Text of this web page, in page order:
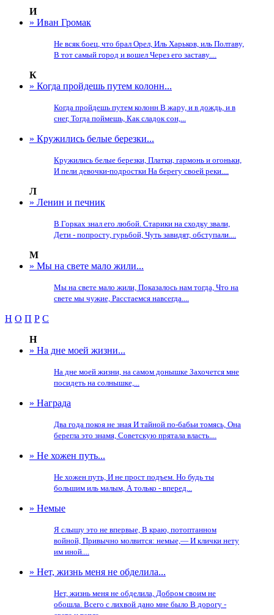
И
» Иван Громак
Не всяк боец, что брал Орел, Иль Харьков, иль Полтаву,
В тот самый город и вошел Через его заставу....
К
» Когда пройдешь путем колонн...
Когда пройдешь путем колонн В жару, и в дождь, и в
снег, Тогда поймешь, Как сладок сон,...
» Кружились белые березки...
Кружились белые березки, Платки, гармонь и огоньки,
И пели девочки-подростки На берегу своей реки....
Л
» Ленин и печник
В Горках знал его любой. Старики на сходку звали,
Дети - попросту, гурьбой, Чуть завидят, обступали....
М
» Мы на свете мало жили...
Мы на свете мало жили, Показалось нам тогда, Что на
свете мы чужие, Расстаемся навсегда....
Н О П Р С
Н
» На дне моей жизни...
На дне моей жизни, на самом донышке Захочется мне
посидеть на солнышке,...
» Награда
Два года покоя не зная И тайной по-бабьи томясь, Она
берегла это знамя, Советскую прятала власть....
» Не хожен путь...
Не хожен путь, И не прост подъем. Но будь ты
большим иль малым, А только - вперед...
» Немые
Я слышу это не впервые, В краю, потоптанном
войной, Привычно молвится: немые,— И клички нету
им иной....
» Нет, жизнь меня не обделила...
Нет, жизнь меня не обделила, Добром своим не
обошла. Всего с лихвой дано мне было В дорогу -